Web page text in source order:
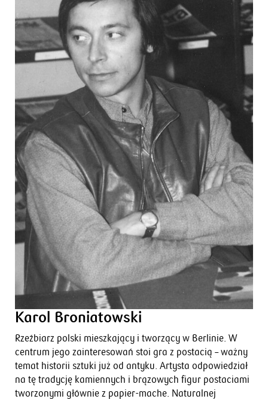
Karol Broniatowski
Rzeźbiarz polski mieszkający i tworzący w Berlinie. W
centrum jego zainteresowań stoi gra z postacią – ważny
temat historii sztuki już od antyku. Artysta odpowiedział
na tę tradycję kamiennych i brązowych figur postaciami
tworzonymi głównie z papier-mache. Naturalnej